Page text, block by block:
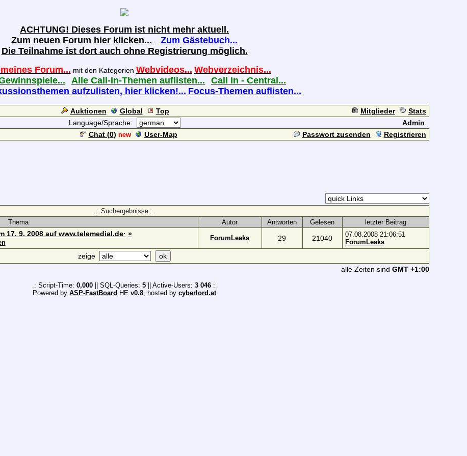
ACHTUNG! Dieses Forum ist nicht mehr aktuell.
Zum neuen Forum hier klicken...
Zum Gästebuch...
Die Teilnahme ist dort auch ohne Registrierung möglich.
Forum... mit den Kategorien Webvideos... Webverzeichnis...
Alle Call-In-Themen auflisten...
Call In - Central...
aufzulisten, hier klicken!... Focus-Themen auflisten...
Auktionen Global Top Mitglieder
Stats
Language/Sprache:
Admin
Chat (0) new User-Map Passwort zusenden Registrieren
.: Suchergebnisse :.
Thema
Autor Antworten Gelesen letzter Beitrag
9. 2008 auf www.telemedial.de· »
ForumLeaks 29 21040
07.08.2008 21:06:51
ForumLeaks
zeige
alle Zeiten sind GMT +1:00
.: Script-Time: 0,000|| SQL-Queries: 5|| Active-Users: 3 046:.
Powered by ASP-FastBoard HE v0.8, hosted by cyberlord.at